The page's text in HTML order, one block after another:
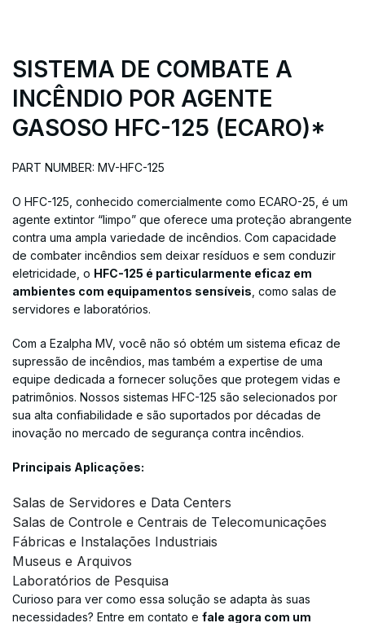
SISTEMA DE COMBATE A
INCÊNDIO POR AGENTE
GASOSO HFC-125 (ECARO)*
PART NUMBER: MV-HFC-125
O HFC-125, conhecido comercialmente como ECARO-25, é um
agente extintor “limpo” que oferece uma proteção abrangente
contra uma ampla variedade de incêndios. Com capacidade
de combater incêndios sem deixar resíduos e sem conduzir
eletricidade, o HFC-125 é particularmente eficaz em
ambientes com equipamentos sensíveis , como salas de
servidores e laboratórios.
Com a Ezalpha MV, você não só obtém um sistema eficaz de
supressão de incêndios, mas também a expertise de uma
equipe dedicada a fornecer soluções que protegem vidas e
patrimônios. Nossos sistemas HFC-125 são selecionados por
sua alta confiabilidade e são suportados por décadas de
inovação no mercado de segurança contra incêndios.
Principais Aplicações:
Salas de Servidores e Data Centers
Salas de Controle e Centrais de Telecomunicações
Fábricas e Instalações Industriais
Museus e Arquivos
Laboratórios de Pesquisa
Curioso para ver como essa solução se adapta às suas
necessidades? Entre em contato e fale agora com um